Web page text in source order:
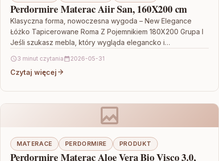
Perdormire Materac Aiir San, 160X200 cm
Klasyczna forma, nowoczesna wygoda – New Elegance
Łóżko Tapicerowane Roma Z Pojemnikiem 180X200 Grupa I
Jeśli szukasz mebla, który wygląda elegancko i
3 minut czytania 2026-05-31
Czytaj więcej
MATERACE PERDORMIRE PRODUKT
Perdormire Materac Aloe Vera Bio Visco 3.0,